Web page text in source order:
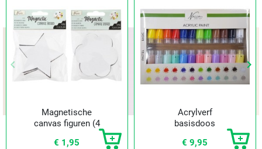
Vorige
keyboard_arrow_left keyboard_arrow_right
Magnetische
canvas figuren (4
€ 1,95
Acrylverf
basisdoos
€ 9,95